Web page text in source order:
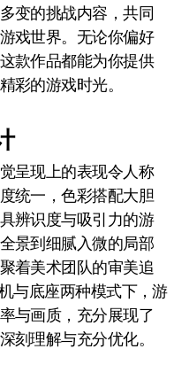
变的挑战内容，共同
戏世界。无论你偏好
款作品都能为你提供
彩的游戏时光。
呈现上的表现令人称
统一，色彩搭配大胆
辨识度与吸引力的游
景到细腻入微的局部
着美术团队的审美追
与底座两种模式下，游
与画质，充分展现了
刻理解与充分优化。